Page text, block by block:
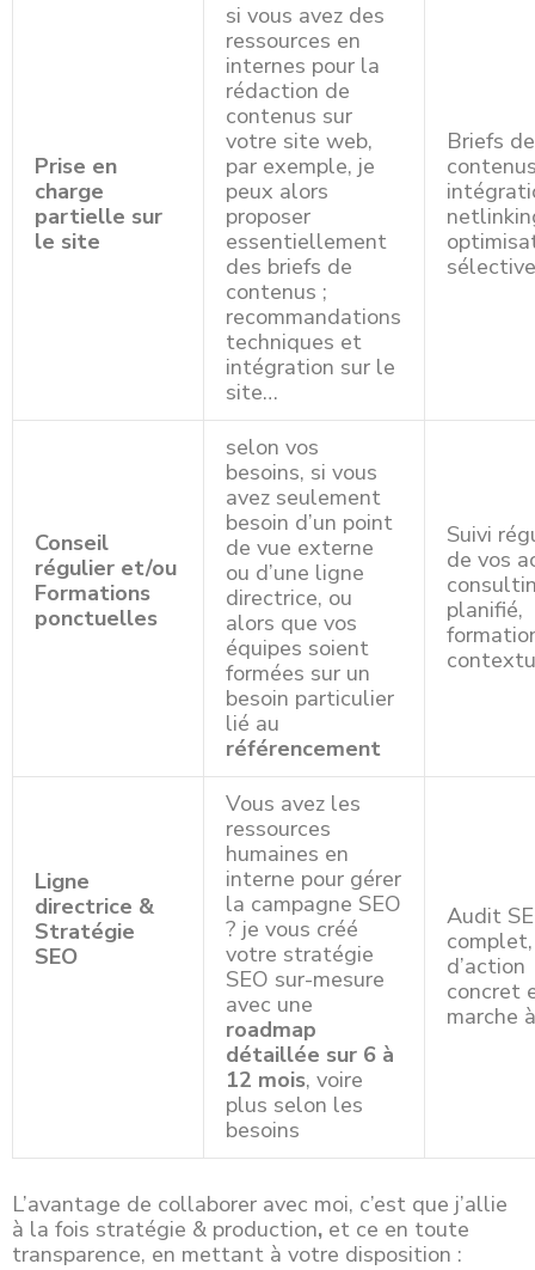
Prise en
charge
partielle sur
le site
si vous avez des
ressources en
internes pour la
rédaction de
contenus sur
votre site web,
par exemple, je
peux alors
proposer
essentiellement
des briefs de
contenus ;
recommandations
techniques et
intégration sur le
site…
Briefs de
Conseil
régulier et/ou
Formations
ponctuelles
selon vos
besoins, si vous
avez seulement
besoin d’un point
de vue externe
ou d’une ligne
directrice, ou
alors que vos
équipes soient
formées sur un
besoin particulier
lié au
référencement
Suivi
de vos
planifié,
Ligne
directrice &
Stratégie
SEO
Vous avez les
ressources
humaines en
interne pour gérer
la campagne SEO
? je vous créé
votre stratégie
SEO sur-mesure
avec une
roadmap
détaillée sur 6 à
12 mois, voire
plus selon les
besoins
Audit
d’action
concret
marche
L’avantage de collaborer avec moi, c’est que j’allie
à la fois stratégie & production, et ce en toute
transparence, en mettant à votre disposition :